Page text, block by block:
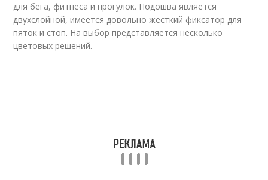
для бега, фитнеса и прогулок. Подошва является
двухслойной, имеется довольно жесткий фиксатор для
пяток и стоп. На выбор представляется несколько
цветовых решений.